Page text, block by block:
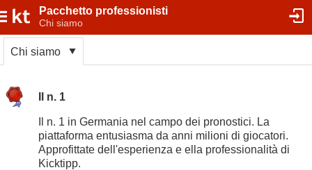
Pacchetto professionisti
Chi siamo
Chi siamo
Il n. 1
Il n. 1 in Germania nel campo dei pronostici. La
piattaforma entusiasma da anni milioni di giocatori.
Approfittate dell'esperienza e ella professionalità di
Kicktipp.